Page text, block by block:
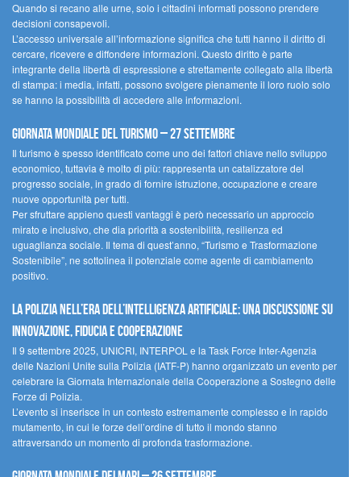
Quando si recano alle urne, solo i cittadini informati possono prendere
decisioni consapevoli.
L’accesso universale all’informazione significa che tutti hanno il diritto di
cercare, ricevere e diffondere informazioni. Questo diritto è parte
integrante della libertà di espressione e strettamente collegato alla libertà
di stampa: i media, infatti, possono svolgere pienamente il loro ruolo solo
se hanno la possibilità di accedere alle informazioni.
Giornata mondiale del turismo – 27 settembre
Il turismo è spesso identificato come uno dei fattori chiave nello sviluppo
economico, tuttavia è molto di più: rappresenta un catalizzatore del
progresso sociale, in grado di fornire istruzione, occupazione e creare
nuove opportunità per tutti.
Per sfruttare appieno questi vantaggi è però necessario un approccio
mirato e inclusivo, che dia priorità a sostenibilità, resilienza ed
uguaglianza sociale. Il tema di quest’anno, “Turismo e Trasformazione
Sostenibile”, ne sottolinea il potenziale come agente di cambiamento
positivo.
La polizia nell’era dell’Intelligenza Artificiale: una discussione su
innovazione, fiducia e cooperazione
Il 9 settembre 2025, UNICRI, INTERPOL e la Task Force Inter-Agenzia
delle Nazioni Unite sulla Polizia (IATF-P) hanno organizzato un evento per
celebrare la Giornata Internazionale della Cooperazione a Sostegno delle
Forze di Polizia.
L’evento si inserisce in un contesto estremamente complesso e in rapido
mutamento, in cui le forze dell’ordine di tutto il mondo stanno
attraversando un momento di profonda trasformazione.